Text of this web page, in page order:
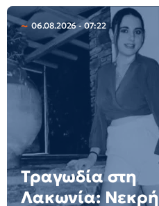
06.08.2026 - 07:22
Τραγωδία στη
Λακωνία: Νεκρή